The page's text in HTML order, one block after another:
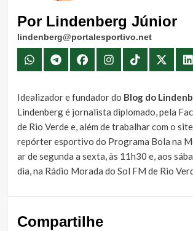
Por Lindenberg Júnior
lindenberg@portalesportivo.net
Idealizador e fundador do Blog do
Lindenberg é jornalista diplomado, pela
de Rio Verde e, além de trabalhar com o
repórter esportivo do Programa Bola na
ar de segunda a sexta, às 11h30 e, aos
dia, na Rádio Morada do Sol FM de Rio
Compartilhe